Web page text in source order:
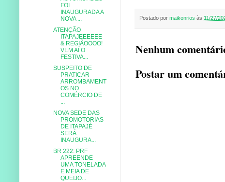
Postado por maikonrios às 11/27/
Nenhum
Postar um
FOI
INAUGURADA A
NOVA ...
ATENÇÃO
ITAPAJEEEEEE
& REGIÃOOOO!
VEM AÍ O
FESTIVA...
SUSPEITO DE
PRATICAR
ARROMBAMENT
OS NO
COMÉRCIO DE
NOVA SEDE DAS
PROMOTORIAS
DE ITAPAJÉ
SERÁ
INAUGURA...
BR 222: PRF
APREENDE
UMA TONELADA
E MEIA DE
QUEIJO...